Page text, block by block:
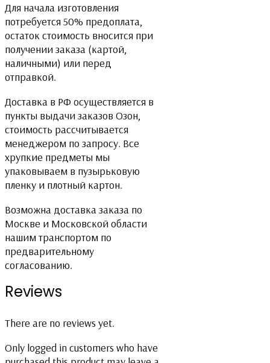
Для начала изготовления
потребуется 50% предоплата,
остаток стоимость вносится при
получении заказа (картой,
наличными) или перед
отправкой.
Доставка в РФ осуществляется в
пункты выдачи заказов Озон,
стоимость рассчитывается
менеджером по запросу. Все
хрупкие предметы мы
упаковываем в пузырьковую
пленку и плотный картон.
Возможна доставка заказа по
Москве и Московской области
нашим транспортом по
предварительному
согласованию.
Reviews
There are no reviews yet.
Only logged in customers who have